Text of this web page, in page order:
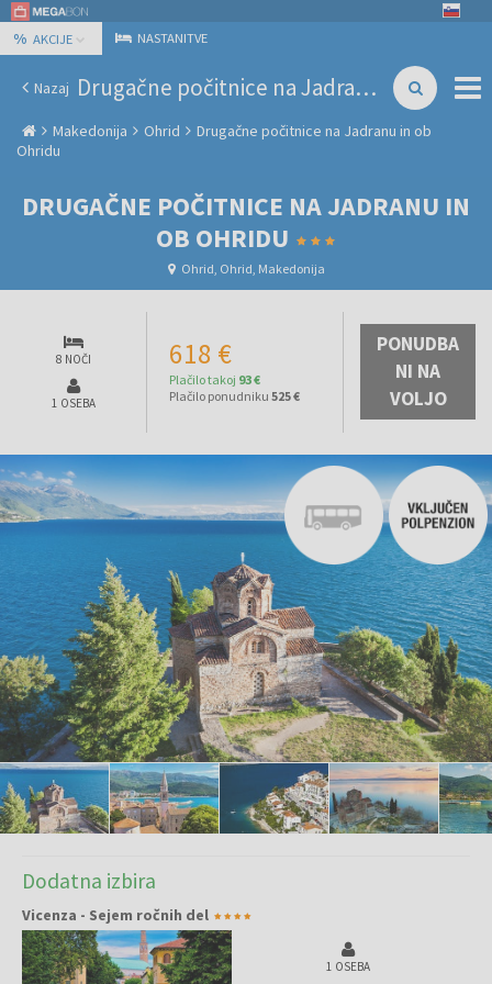
% AKCIJE NASTANITVE
Nazaj Drugačne počitnice na Jadranu in ob Ohridu
Makedonija Ohrid
Drugačne počitnice na Jadranu in ob
Ohridu
DRUGAČNE POČITNICE NA JADRANU IN
OB OHRIDU
Ohrid, Ohrid, Makedonija
8 NOČI
1 OSEBA
618 €
Plačilo takoj 93 €
Plačilo ponudniku 525 €
PONUDBA
NI NA
VOLJO
Dodatna izbira
Vicenza - Sejem ročnih del
1 OSEBA